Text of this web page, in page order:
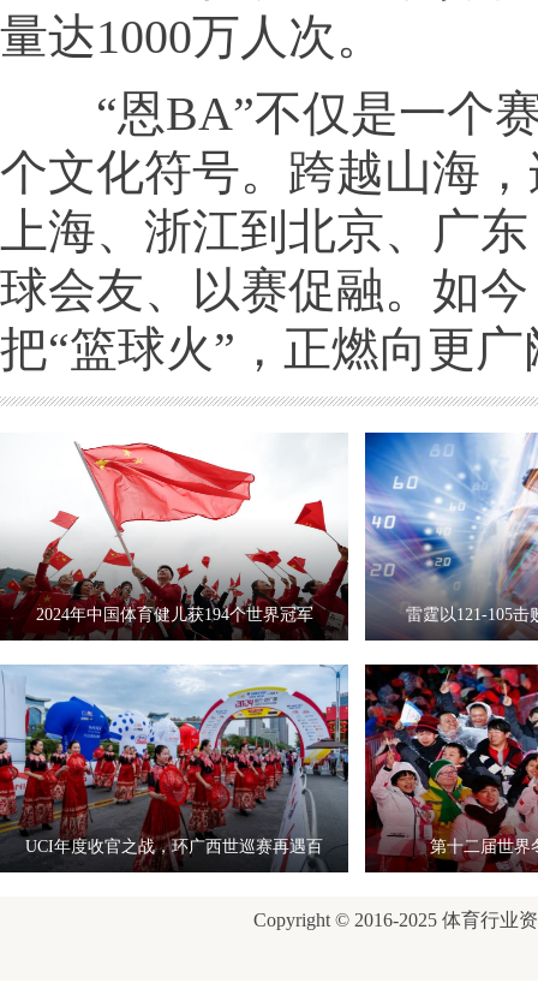
量达1000万人次。
“恩BA”不仅是一个赛
个文化符号。跨越山海
上海、浙江到北京、广
球会友、以赛促融。如
把“篮球火”，正燃向更
2024年中国体育健儿获194个世界冠军 雷霆以121-105击
UCI年度收官之战，环广西世巡赛再遇百
第十二届世界
Copyright © 2016-2025 体育行业